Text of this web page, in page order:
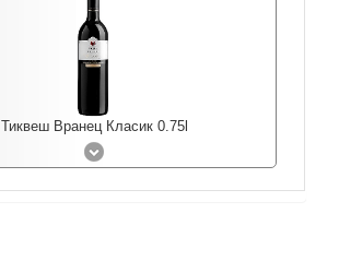
Тиквеш Вранец Класик 0.75l